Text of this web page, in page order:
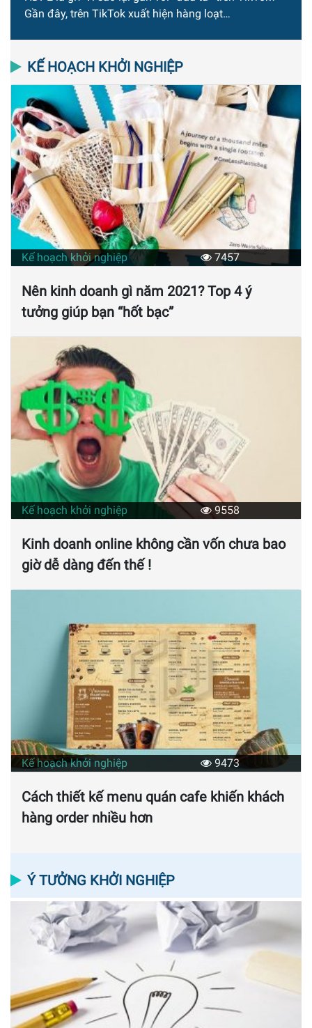
Gần đây, trên TikTok xuất hiện hàng loạt…
KẾ HOẠCH KHỞI NGHIỆP
Kế hoạch khởi nghiệp 7457
Nên kinh doanh gì năm 2021? Top 4 ý
tưởng giúp bạn “hốt bạc”
Kế hoạch khởi nghiệp 9558
Kinh doanh online không cần vốn chưa bao
giờ dễ dàng đến thế !
Kế hoạch khởi nghiệp 9473
Cách thiết kế menu quán cafe khiến khách
hàng order nhiều hơn
Ý TƯỞNG KHỞI NGHIỆP